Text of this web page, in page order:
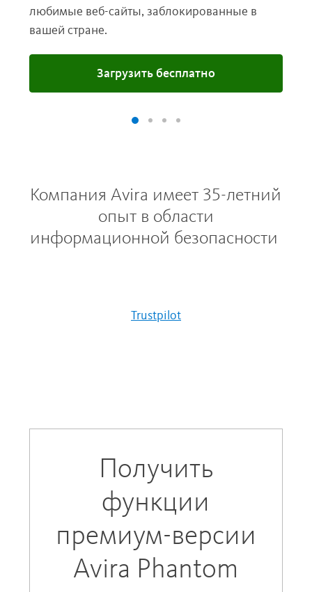
любимые веб-сайты, заблокированные в
вашей стране.
Загрузить бесплатно
Компания Avira имеет 35-летний
опыт в области
информационной безопасности
Trustpilot
Получить
функции
премиум-версии
Avira Phantom